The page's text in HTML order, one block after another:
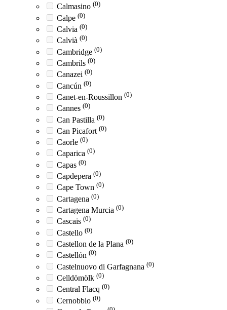
Calmasino (0)
Calpe (0)
Calvia (0)
Calvià (0)
Cambridge (0)
Cambrils (0)
Canazei (0)
Cancún (0)
Canet-en-Roussillon (0)
Cannes (0)
Can Pastilla (0)
Can Picafort (0)
Caorle (0)
Caparica (0)
Capas (0)
Capdepera (0)
Cape Town (0)
Cartagena (0)
Cartagena Murcia (0)
Cascais (0)
Castello (0)
Castellon de la Plana (0)
Castellón (0)
Castelnuovo di Garfagnana (0)
Celldömölk (0)
Central Flacq (0)
Cernobbio (0)